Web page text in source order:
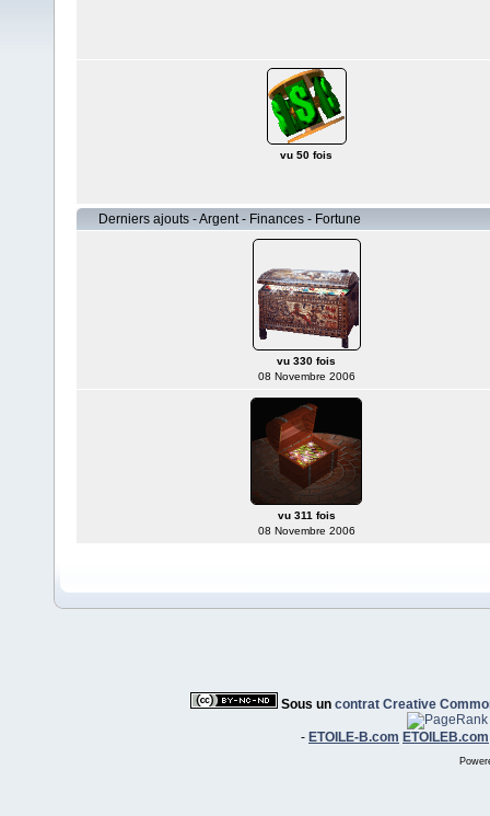
vu 50 fois
Derniers ajouts - Argent - Finances - Fortune
vu 330 fois
08 Novembre 2006
vu 311 fois
08 Novembre 2006
Sous un contrat Creative
- ETOILE-B.com ETOILEB.com